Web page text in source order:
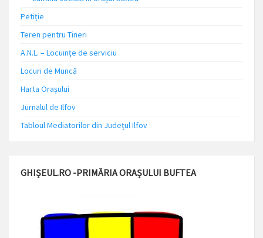
Petiție
Teren pentru Tineri
A.N.L. – Locuinţe de serviciu
Locuri de Muncă
Harta Orașului
Jurnalul de Ilfov
Tabloul Mediatorilor din Județul Ilfov
GHIȘEUL.RO -PRIMĂRIA ORAȘULUI BUFTEA